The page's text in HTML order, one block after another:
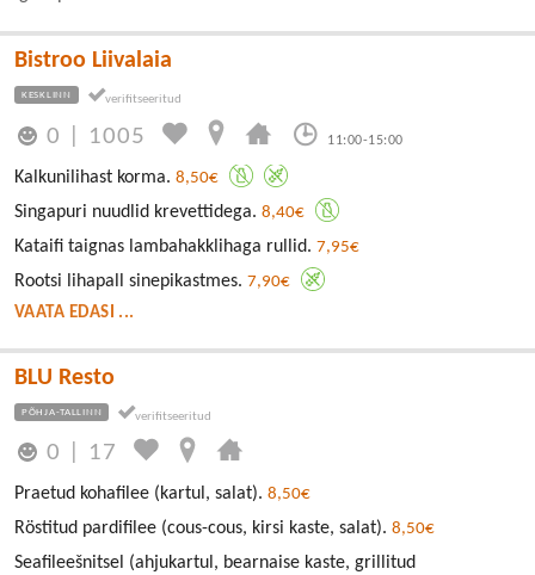
Bistroo Liivalaia
KESKLINN
0 1005 11:00-15:00
Kalkunilihast korma. 8,50€
Singapuri nuudlid krevettidega. 8,40€
Kataifi taignas lambahakklihaga rullid. 7,95€
Rootsi lihapall sinepikastmes. 7,90€
VAATA EDASI ...
BLU Resto
PÕHJA-TALLINN
0 17
Praetud kohafilee (kartul, salat). 8,50€
Röstitud pardifilee (cous-cous, kirsi kaste, salat). 8,50€
Seafileešnitsel (ahjukartul, bearnaise kaste, grillitud